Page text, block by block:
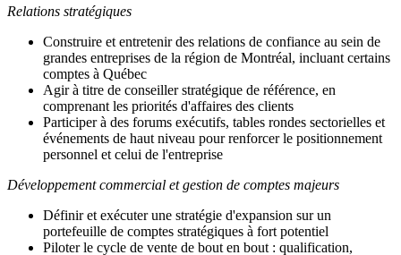
Relations stratégiques
Construire et entretenir des relations de confiance au sein de
grandes entreprises de la région de Montréal, incluant certains
comptes à Québec
Agir à titre de conseiller stratégique de référence, en
comprenant les priorités d'affaires des clients
Participer à des forums exécutifs, tables rondes sectorielles et
événements de haut niveau pour renforcer le positionnement
personnel et celui de l'entreprise
Développement commercial et gestion de comptes majeurs
Définir et exécuter une stratégie d'expansion sur un
portefeuille de comptes stratégiques à fort potentiel
Piloter le cycle de vente de bout en bout : qualification,